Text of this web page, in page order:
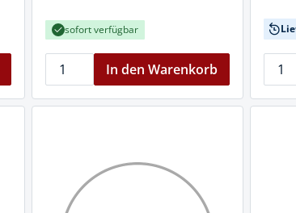
sofort verfügbar
In den Warenkorb